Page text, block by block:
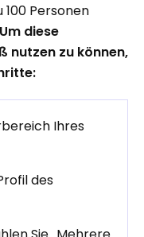
Personen
Um diese
nutzen zu können,
Ihres
des